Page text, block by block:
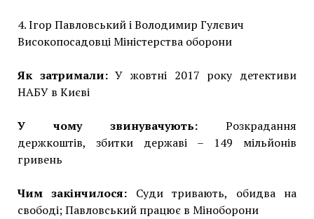
4. Ігор Павловський і Володимир Гулєвич
Високопосадовці Міністерства оборони
Як затримали:У жовтні 2017 року детективи
НАБУ в Києві
У чому звинувачують:Розкрадання
держкоштів, збитки державі – 149 мільйонів
гривень
Чим закінчилося: Суди тривають, обидва на
свободі; Павловський працює в Міноборони